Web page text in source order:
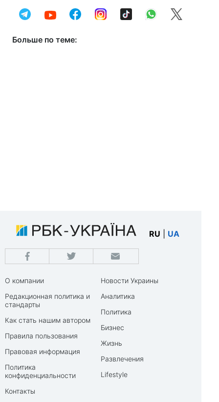
Больше по теме:
RU UA
О компании
Редакционная политика и
стандарты
Как стать нашим автором
Правила пользования
Правовая информация
Политика
конфиденциальности
Контакты
Новости Украины
Аналитика
Политика
Бизнес
Жизнь
Развлечения
Lifestyle